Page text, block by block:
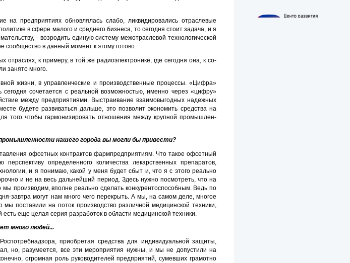
на предприятиях обновлялась слабо, ликвидировались отраслевые
в сфере малого и среднего бизнеса, то сегодня стоит задача, и я
- возродить единую систему межотраслевой технологической
в данный момент к этому готово.
отраслях, к примеру, в той же радиоэлектронике, где сегодня она, к со­
занято много.
жизни, в управлен­ческие и производственные процессы. «Циф­ра»
сочетается с реальной возможностью, именно через «циф­ру»
между предпри­ятиями. Выстраивание взаимовыгодных на­дежных
будете разви­ваться дальше, это позволит экономить средства на
того чтобы гармонизи­ровать отношения между крупной промышлен­
нашего города вы могли бы привести?
офсетных контрактов фармпредприятиям. Что такое оф­сетный
опреде­ленного количества лекарственных препаратов,
и я понимаю, какой у меня будет сбыт и, что я с этого реально
и не на весь даль­нейший период. Здесь нужно посмотреть, что на
производим, вполне реально сделать конкурентоспособным. Ведь по
завтра могут нам много чего перекрыть. А мы, на самом деле, многое
поставили на поток производство различной медицинской техники,
еще целая серия раз­работок в области медицинской техники.
много людей...
при­обретая средства для индивидуальной защиты,
но, разумеется, все эти мероприятия нужны, и мы не допустили на
огромная роль руководителей предприятий, сумевших грамот­но